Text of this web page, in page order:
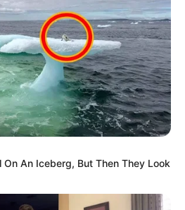
On An Iceberg, But Then They Look